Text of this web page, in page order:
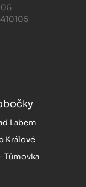
Labem
Králové
Tůmovka